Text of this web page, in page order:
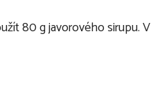
80 g javorového sirupu.